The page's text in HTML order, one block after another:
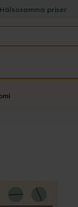
Hälsosamma priser